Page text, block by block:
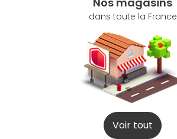
dans toute la France
Voir tout